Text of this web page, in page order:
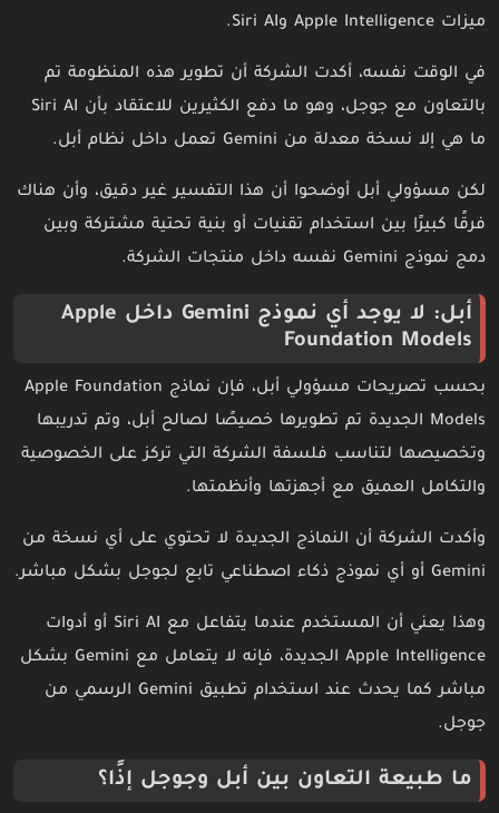
ميزات Apple Intelligence وSiri AI.
في الوقت نفسه، أكدت الشركة أن تطوير هذه المنظومة تم
بالتعاون مع جوجل، وهو ما دفع الكثيرين للاعتقاد بأن Siri AI
ما هي إلا نسخة معدلة من Gemini تعمل داخل نظام أبل.
لكن مسؤولي أبل أوضحوا أن هذا التفسير غير دقيق، وأن هناك
فرقًا كبيرًا بين استخدام تقنيات أو بنية تحتية مشتركة وبين
دمج نموذج Gemini نفسه داخل منتجات الشركة.
أبل: لا يوجد أي نموذج Gemini داخل Apple
Foundation Models
بحسب تصريحات مسؤولي أبل، فإن نماذج Apple Foundation
Models الجديدة تم تطويرها خصيصًا لصالح أبل، وتم تدريبها
وتخصيصها لتناسب فلسفة الشركة التي تركز على الخصوصية
والتكامل العميق مع أجهزتها وأنظمتها.
وأكدت الشركة أن النماذج الجديدة لا تحتوي على أي نسخة من
Gemini أو أي نموذج ذكاء اصطناعي تابع لجوجل بشكل مباشر.
وهذا يعني أن المستخدم عندما يتفاعل مع Siri AI أو أدوات
Apple Intelligence الجديدة، فإنه لا يتعامل مع Gemini بشكل
مباشر كما يحدث عند استخدام تطبيق Gemini الرسمي من
جوجل.
ما طبيعة التعاون بين أبل وجوجل إذًا؟